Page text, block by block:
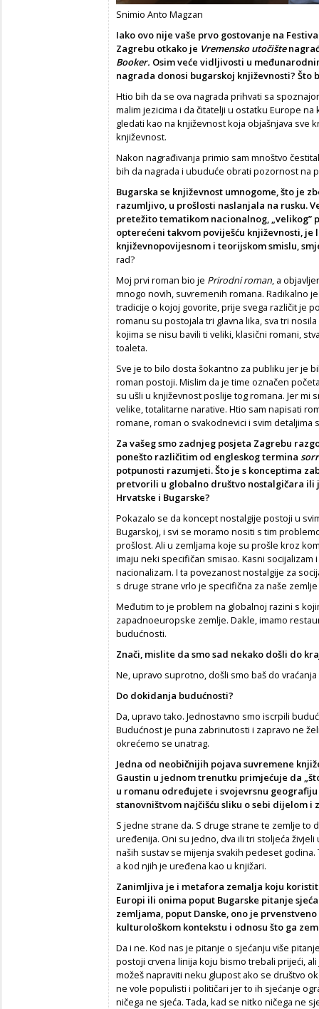
Snimio Anto Magzan
Iako ovo nije vaše prvo gostovanje na
Zagrebu otkako je Vremensko utočište
Booker. Osim veće vidljivosti u
nagrada donosi bugarskoj književnosti? Što
Htio bih da se ova nagrada prihvati sa
malim jezicima i da čitatelji u ostatku Europe
gledati kao na književnost koja objašnjava sve
književnost.
Nakon nagrađivanja primio sam mnoštvo
bih da nagrada i ubuduće obrati pozornost na
Bugarska se književnost umnogome, što je
razumljivo, u prošlosti naslanjala na rusku.
pretežito tematikom nacionalnog, „velikog”
opterećeni takvom poviješću književnosti, je
književnopovijesnom i teorijskom smislu,
rad?
Moj prvi roman bio je Prirodni roman , a
mnogo novih, suvremenih romana. Radikalno
tradicije o kojoj govorite, prije svega različit je
romanu su postojala tri glavna lika, sva tri
kojima se nisu bavili ti veliki, klasični romani,
toaleta.
Sve je to bilo dosta šokantno za publiku jer je
roman postoji. Mislim da je time označen
su ušli u književnost poslije tog romana. Jer mi
velike, totalitarne narative. Htio sam napisati
romane, roman o svakodnevici i svim detaljima
Za vašeg smo zadnjeg posjeta Zagrebu
ponešto različitim od engleskog termina
potpunosti razumjeti. Što je s konceptima
pretvorili u globalno društvo nostalgičara ili
Hrvatske i Bugarske?
Pokazalo se da koncept nostalgije postoji u
Bugarskoj, i svi se moramo nositi s tim
prošlost. Ali u zemljama koje su prošle kroz
imaju neki specifičan smisao. Kasni
nacionalizam. I ta povezanost nostalgije za
s druge strane vrlo je specifična za naše
Međutim to je problem na globalnoj razini s
zapadnoeuropske zemlje. Dakle, imamo
budućnosti.
Znači, mislite da smo sad nekako došli do
Ne, upravo suprotno, došli smo baš do
Do dokidanja budućnosti?
Da, upravo tako. Jednostavno smo iscrpili
Budućnost je puna zabrinutosti i zapravo ne
okrećemo se unatrag.
Jedna od neobičnijih pojava suvremene
Gaustin u jednom trenutku primjećuje da
u romanu određujete i svojevrsnu
stanovništvom najčišću sliku o sebi dijelom i
S jedne strane da. S druge strane te zemlje to
uređenija. Oni su jedno, dva ili tri stoljeća
naših sustav se mijenja svakih pedeset
a kod njih je uređena kao u knjižari.
Zanimljiva je i metafora zemalja koju
Europi ili onima poput Bugarske pitanje
zemljama, poput Danske, ono je
kulturološkom kontekstu i odnosu što ga
Da i ne. Kod nas je pitanje o sjećanju više
postoji crvena linija koju bismo trebali prijeći,
možeš napraviti neku glupost ako se društvo
ne vole populisti i političari jer to ih sjećanje
ničega ne sjeća. Tada, kad se nitko ničega ne